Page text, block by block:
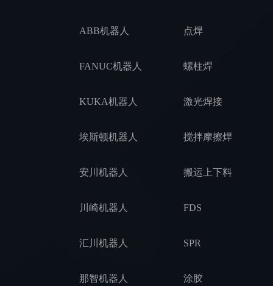
ABB机器人
FANUC机器人
KUKA机器人
埃斯顿机器人
安川机器人
川崎机器人
汇川机器人
那智机器人
点焊
螺柱焊
激光焊接
搅拌摩擦焊
搬运上下料
FDS
SPR
涂胶